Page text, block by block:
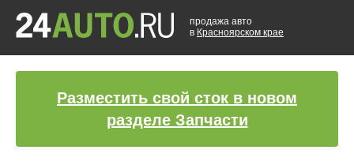
продажа авто
в Красноярском крае
Разместить свой сток в новом
разделе Запчасти